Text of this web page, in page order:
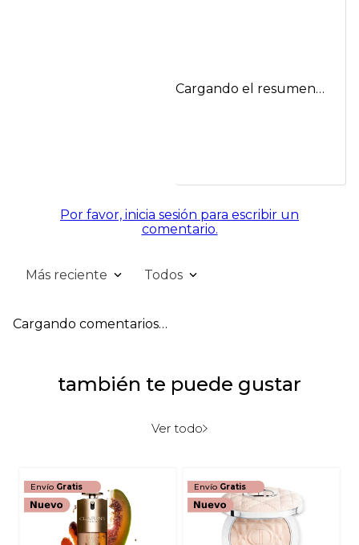
Cargando el resumen…
Por favor, inicia sesión para escribir un
comentario.
Más reciente Todos
Cargando comentarios…
también te puede gustar
Ver todo
Envío Gratis Envío Gratis